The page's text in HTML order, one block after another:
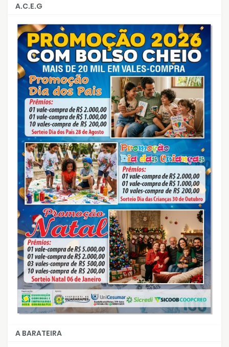
A.C.E.G
A BARATEIRA